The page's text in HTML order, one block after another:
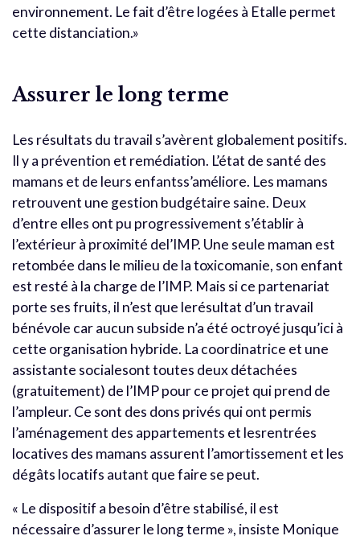
environnement. Le fait d’être logées à Etalle permet
cette distanciation.»
Assurer le long terme
Les résultats du travail s’avèrent globalement positifs.
Il y a prévention et remédiation. L’état de santé des
mamans et de leurs enfantss’améliore. Les mamans
retrouvent une gestion budgétaire saine. Deux
d’entre elles ont pu progressivement s’établir à
l’extérieur à proximité del’IMP. Une seule maman est
retombée dans le milieu de la toxicomanie, son enfant
est resté à la charge de l’IMP. Mais si ce partenariat
porte ses fruits, il n’est que lerésultat d’un travail
bénévole car aucun subside n’a été octroyé jusqu’ici à
cette organisation hybride. La coordinatrice et une
assistante socialesont toutes deux détachées
(gratuitement) de l’IMP pour ce projet qui prend de
l’ampleur. Ce sont des dons privés qui ont permis
l’aménagement des appartements et lesrentrées
locatives des mamans assurent l’amortissement et les
dégâts locatifs autant que faire se peut.
« Le dispositif a besoin d’être stabilisé, il est
nécessaire d’assurer le long terme », insiste Monique